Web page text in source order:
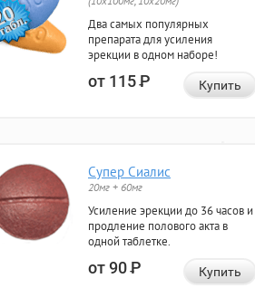
Два самых популярных
препарата для усиления
эрекции в одном наборе!
от 115Р Купить
Супер Сиалис
20мг + 60мг
Усиление эрекции до 36 часов и
продление полового акта в
одной таблетке.
от 90Р Купить